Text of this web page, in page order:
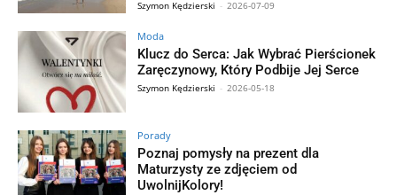
Szymon Kędzierski - 2026-07-09
Moda
Klucz do Serca: Jak Wybrać Pierścionek
Zaręczynowy, Który Podbije Jej Serce
Szymon Kędzierski - 2026-05-18
Porady
Poznaj pomysły na prezent dla
Maturzysty ze zdjęciem od
UwolnijKolory!